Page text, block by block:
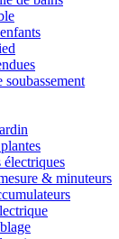
& minuteurs